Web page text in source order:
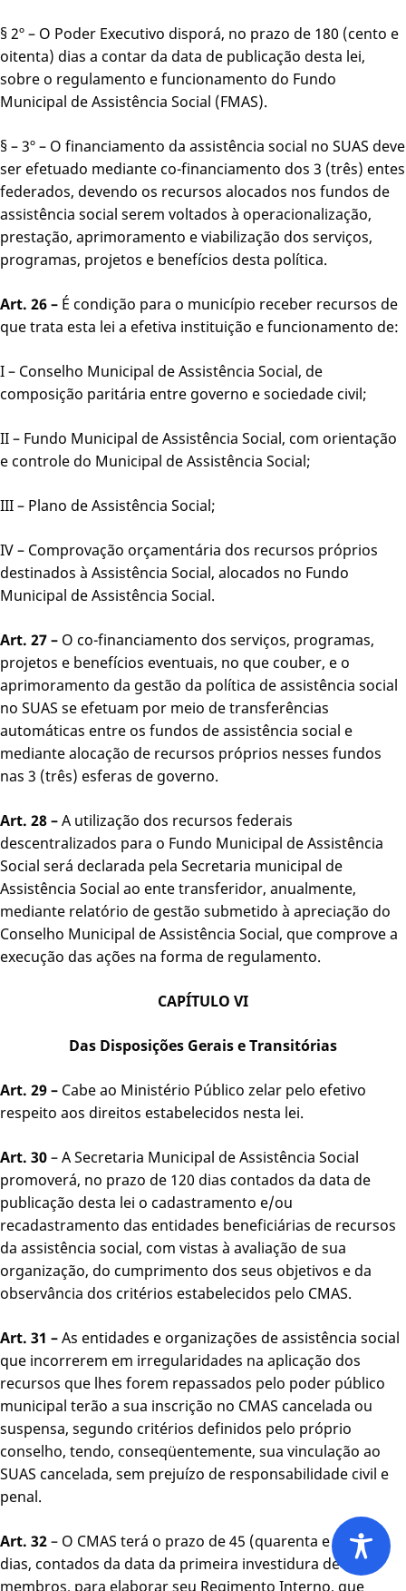
§ 2º – O Poder Executivo disporá, no prazo de 180 (cento e
oitenta) dias a contar da data de publicação desta lei,
sobre o regulamento e funcionamento do Fundo
Municipal de Assistência Social (FMAS).
§ – 3º – O financiamento da assistência social no SUAS deve
ser efetuado mediante co-financiamento dos 3 (três) entes
federados, devendo os recursos alocados nos fundos de
assistência social serem voltados à operacionalização,
prestação, aprimoramento e viabilização dos serviços,
programas, projetos e benefícios desta política.
Art. 26 – É condição para o município receber recursos de
que trata esta lei a efetiva instituição e funcionamento de:
I – Conselho Municipal de Assistência Social, de
composição paritária entre governo e sociedade civil;
II – Fundo Municipal de Assistência Social, com orientação
e controle do Municipal de Assistência Social;
III – Plano de Assistência Social;
IV – Comprovação orçamentária dos recursos próprios
destinados à Assistência Social, alocados no Fundo
Municipal de Assistência Social.
Art. 27 – O co-financiamento dos serviços, programas,
projetos e benefícios eventuais, no que couber, e o
aprimoramento da gestão da política de assistência social
no SUAS se efetuam por meio de transferências
automáticas entre os fundos de assistência social e
mediante alocação de recursos próprios nesses fundos
nas 3 (três) esferas de governo.
Art. 28 –A utilização dos recursos federais
descentralizados para o Fundo Municipal de Assistência
Social será declarada pela Secretaria municipal de
Assistência Social ao ente transferidor, anualmente,
mediante relatório de gestão submetido à apreciação do
Conselho Municipal de Assistência Social, que comprove a
execução das ações na forma de regulamento.
CAPÍTULO VI
Das Disposições Gerais e Transitórias
Art. 29 – Cabe ao Ministério Público zelar pelo efetivo
respeito aos direitos estabelecidos nesta lei.
Art. 30– A Secretaria Municipal de Assistência Social
promoverá, no prazo de 120 dias contados da data de
publicação desta lei o cadastramento e/ou
recadastramento das entidades beneficiárias de recursos
da assistência social, com vistas à avaliação de sua
organização, do cumprimento dos seus objetivos e da
observância dos critérios estabelecidos pelo CMAS.
Art. 31 –As entidades e organizações de assistência social
que incorrerem em irregularidades na aplicação dos
recursos que lhes forem repassados pelo poder público
municipal terão a sua inscrição no CMAS cancelada ou
suspensa, segundo critérios definidos pelo próprio
conselho, tendo, conseqüentemente, sua vinculação ao
SUAS cancelada, sem prejuízo de responsabilidade civil e
penal.
Art. 32– O CMAS terá o prazo de 45 (quarenta e cinco)
dias, contados da data da primeira investidura de seus
membros, para elaborar seu Regimento Interno, que